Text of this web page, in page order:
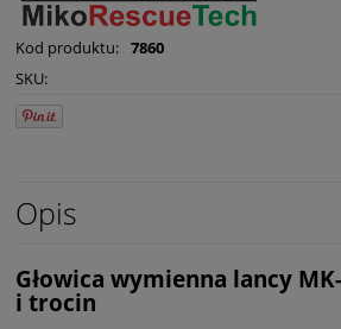
Kod produktu: 7860
SKU:
Opis
Głowica wymienna lancy
i trocin